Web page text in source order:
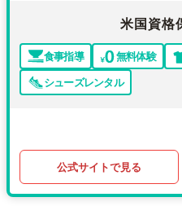
米国資格
食事指導 無料体験
シューズレンタル
公式サイトで見る